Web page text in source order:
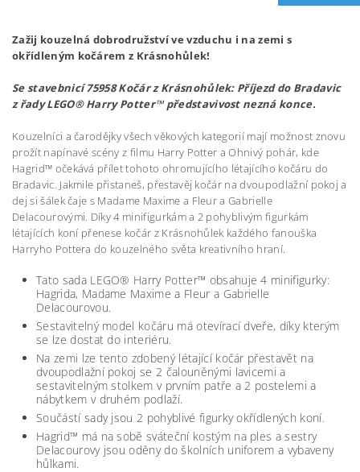
Zažij kouzelná dobrodružství ve vzduchu i na zemi s
okřídleným kočárem z Krásnohůlek!
Se stavebnicí 75958 Kočár z Krásnohůlek: Příjezd do Bradavic
z řady LEGO® Harry Potter™ představivost nezná konce.
Kouzelníci a čarodějky všech věkových kategorií mají možnost znovu
prožít napínavé scény z filmu Harry Potter a Ohnivý pohár, kde
Hagrid™ očekává přílet tohoto ohromujícího létajícího kočáru do
Bradavic. Jakmile přistaneš, přestavěj kočár na dvoupodlažní pokoj a
dej si šálek čaje s Madame Maxime a Fleur a Gabrielle
Delacourovými. Díky 4 minifigurkám a 2 pohyblivým figurkám
létajících koní přenese kočár z Krásnohůlek každého fanouška
Harryho Pottera do kouzelného světa kreativního hraní.
Tato sada LEGO® Harry Potter™ obsahuje 4 minifigurky:
Hagrida, Madame Maxime a Fleur a Gabrielle
Delacourovou.
Sestavitelný model kočáru má otevírací dveře, díky kterým
se lze dostat do interiéru.
Na zemi lze tento zdobený létající kočár přestavět na
dvoupodlažní pokoj se 2 čalouněnými lavicemi a
sestavitelným stolkem v prvním patře a 2 postelemi a
nábytkem v druhém podlaží.
Součástí sady jsou 2 pohyblivé figurky okřídlených koní.
Hagrid™ má na sobě sváteční kostým na ples a sestry
Delacourovy jsou oděny do školních uniforem a vybaveny
hůlkami.